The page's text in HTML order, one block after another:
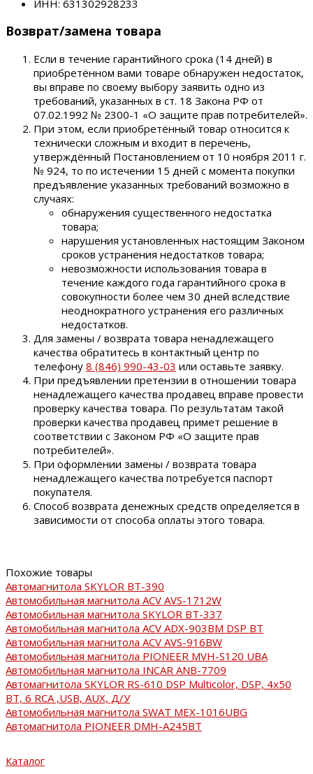
ИНН: 631302928233
Возврат/замена товара
Если в течение гарантийного срока (14 дней) в
приобретённом вами товаре обнаружен недостаток,
вы вправе по своему выбору заявить одно из
требований, указанных в ст. 18 Закона РФ от
07.02.1992 № 2300-1 «О защите прав потребителей».
При этом, если приобретённый товар относится к
технически сложным и входит в перечень,
утверждённый Постановлением от 10 ноября 2011 г.
№ 924, то по истечении 15 дней с момента покупки
предъявление указанных требований возможно в
случаях:
обнаружения существенного недостатка
товара;
нарушения установленных настоящим Законом
сроков устранения недостатков товара;
невозможности использования товара в
течение каждого года гарантийного срока в
совокупности более чем 30 дней вследствие
неоднократного устранения его различных
недостатков.
Для замены / возврата товара ненадлежащего
качества обратитесь в контактный центр по
телефону 8 (846) 990-43-03 или оставьте заявку.
При предъявлении претензии в отношении товара
ненадлежащего качества продавец вправе провести
проверку качества товара. По результатам такой
проверки качества продавец примет решение в
соответствии с Законом РФ «О защите прав
потребителей».
При оформлении замены / возврата товара
ненадлежащего качества потребуется паспорт
покупателя.
Способ возврата денежных средств определяется в
зависимости от способа оплаты этого товара.
Похожие товары
Автомагнитола SKYLOR BT-390
Автомобильная магнитола ACV AVS-1712W
Автомобильная магнитола SKYLOR BT-337
Автомобильная магнитола ACV ADX-903BM DSP BT
Автомобильная магнитола ACV AVS-916BW
Автомобильная магнитола PIONEER MVH-S120 UBA
Автомобильная магнитола INCAR ANB-7709
Автомагнитола SKYLOR RS-610 DSP Multicolor, DSP, 4x50
BT, 6 RCA ,USB, AUX, Д/У
Автомобильная магнитола SWAT MEX-1016UBG
Автомагнитола PIONEER DMH-A245BT
Каталог